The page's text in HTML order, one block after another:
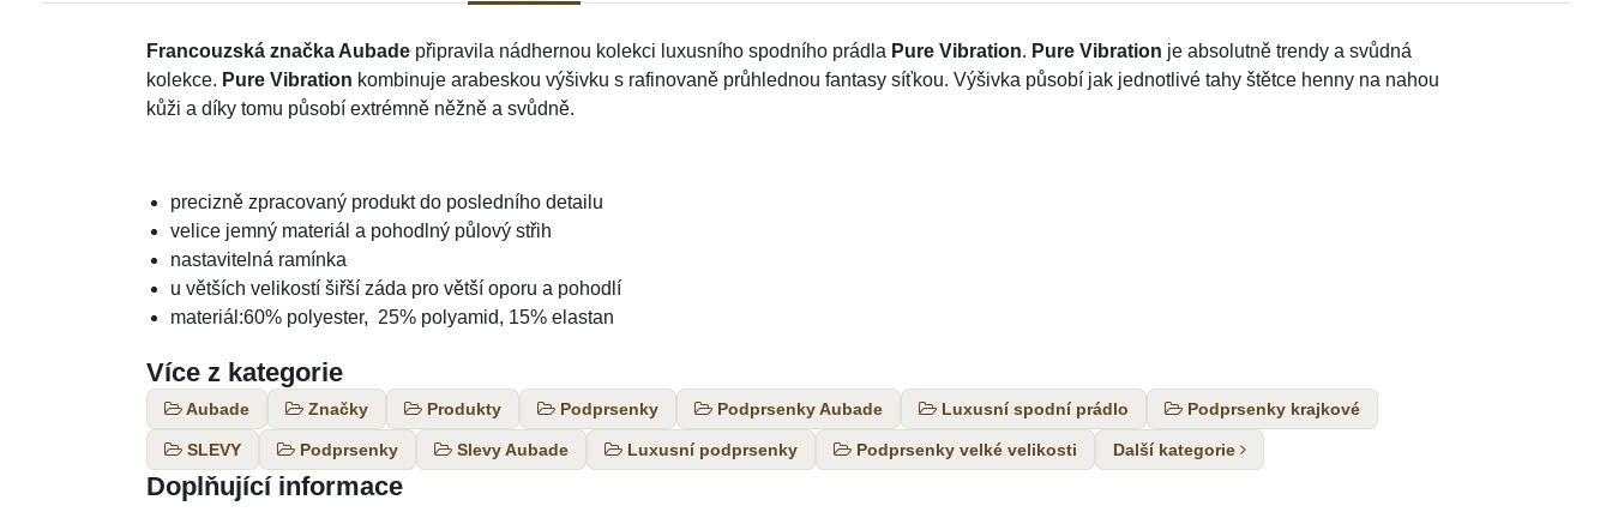
Francouzská značka Aubadepřipravila nádhernou kolekci luxusního spodního prádla Pure Vibration. Pure Vibration je absolutně trendy a svůdná
kolekce. Pure Vibration kombinuje arabeskou výšivku s rafinovaně průhlednou fantasy síťkou. Výšivka působí jak jednotlivé tahy štětce henny na nahou
kůži a díky tomu působí extrémně něžně a svůdně.
precizně zpracovaný produkt do posledního detailu
velice jemný materiál a pohodlný půlový střih
nastavitelná ramínka
u větších velikostí šiřší záda pro větší oporu a pohodlí
materiál:60% polyester, 25% polyamid, 15% elastan
Více z kategorie
Aubade Značky Produkty Podprsenky Podprsenky Aubade Luxusní spodní prádlo Podprsenky krajkové
SLEVY Podprsenky Slevy Aubade Luxusní podprsenky Podprsenky velké velikosti Další kategorie
Doplňující informace